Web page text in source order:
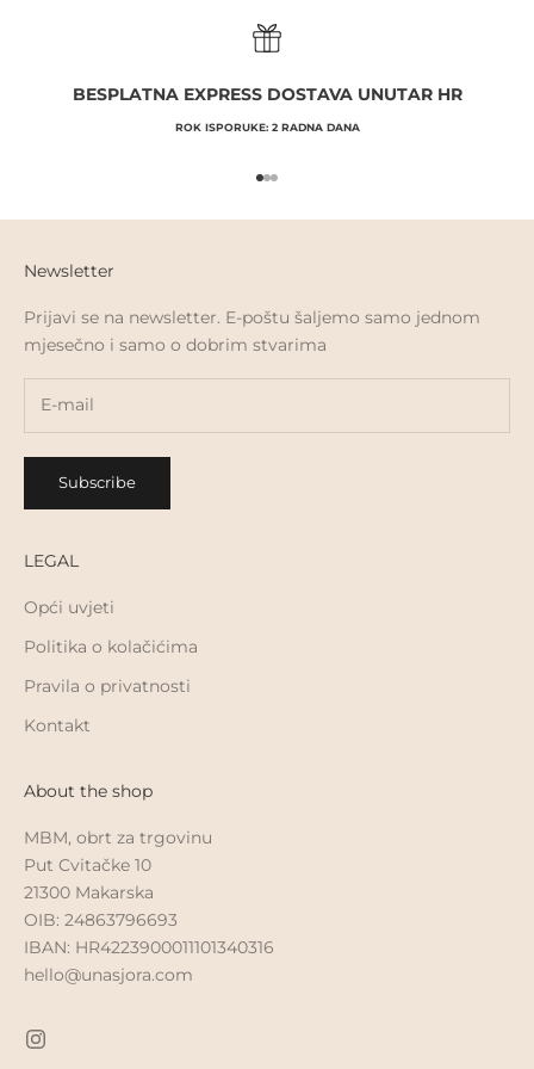
BESPLATNA EXPRESS DOSTAVA UNUTAR HR
ROK ISPORUKE: 2 RADNA DANA
Go to item 1
Go to item 2
Go to item 3
Newsletter
Prijavi se na newsletter. E-poštu šaljemo samo jednom
mjesečno i samo o dobrim stvarima
Subscribe
LEGAL
Opći uvjeti
Politika o kolačićima
Pravila o privatnosti
Kontakt
About the shop
MBM, obrt za trgovinu
Put Cvitačke 10
21300 Makarska
OIB: 24863796693
IBAN: HR4223900011101340316
hello@unasjora.com